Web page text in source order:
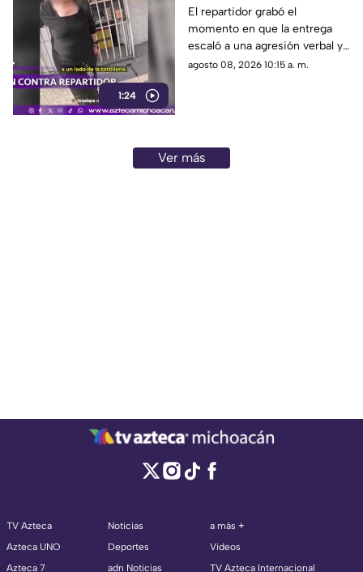
1:24
repartidor tras
discusión.
El repartidor grabó el
momento en que la entrega
escaló a una agresión verbal y
al despojo de su teléfono.
agosto 08, 2026 10:15 a. m.
Ver más
TV Azteca
Azteca UNO
Azteca 7
Noticias
Deportes
adn Noticias
a más +
Videos
TV Azteca Internacional